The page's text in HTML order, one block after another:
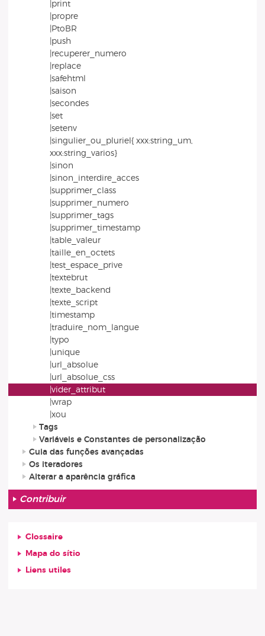
|print
|propre
|PtoBR
|push
|recuperer_numero
|replace
|safehtml
|saison
|secondes
|set
|setenv
|singulier_ou_pluriel{ xxx:string_um,
xxx:string_varios}
|sinon
|sinon_interdire_acces
|supprimer_class
|supprimer_numero
|supprimer_tags
|supprimer_timestamp
|table_valeur
|taille_en_octets
|test_espace_prive
|textebrut
|texte_backend
|texte_script
|timestamp
|traduire_nom_langue
|typo
|unique
|url_absolue
|url_absolue_css
|vider_attribut
|wrap
|xou
Tags
Variáveis e Constantes de personalização
Guia das funções avançadas
Os iteradores
Alterar a aparência gráfica
Contribuir
Glossaire
Mapa do sítio
Liens utiles